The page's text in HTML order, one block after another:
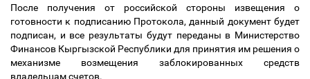
После получения от российской стороны извещения о
готовности к подписанию Протокола, данный документ будет
подписан, и все результаты будут переданы в Министерство
Финансов Кыргызской Республики для принятия им решения о
механизме возмещения заблокированных средств
владельцам счетов.